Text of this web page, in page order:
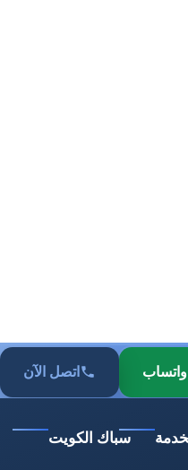
واتساب اتصل الآن
سباك الكويت